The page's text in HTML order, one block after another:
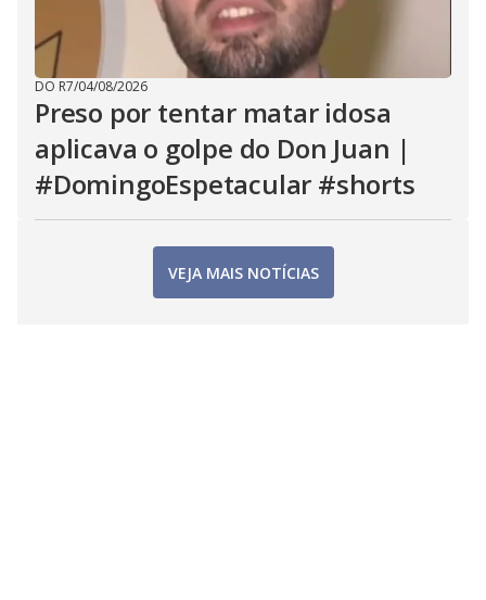
DO R7/04/08/2026
Preso por tentar matar idosa
aplicava o golpe do Don Juan |
#DomingoEspetacular #shorts
VEJA MAIS NOTÍCIAS